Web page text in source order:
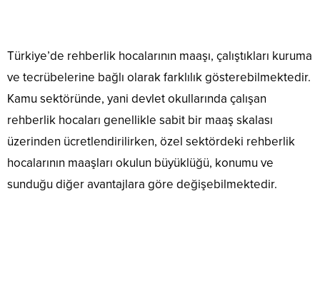
Türkiye’de rehberlik hocalarının maaşı, çalıştıkları kuruma
ve tecrübelerine bağlı olarak farklılık gösterebilmektedir.
Kamu sektöründe, yani devlet okullarında çalışan
rehberlik hocaları genellikle sabit bir maaş skalası
üzerinden ücretlendirilirken, özel sektördeki rehberlik
hocalarının maaşları okulun büyüklüğü, konumu ve
sunduğu diğer avantajlara göre değişebilmektedir.